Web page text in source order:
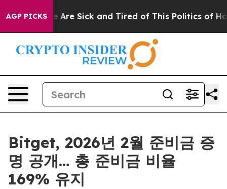
AGP PICKS
“People Are Sick and Tired of This Politics of
Bitget, 2026년 2월 준비금 증
명 공개… 총 준비금 비율
169% 유지